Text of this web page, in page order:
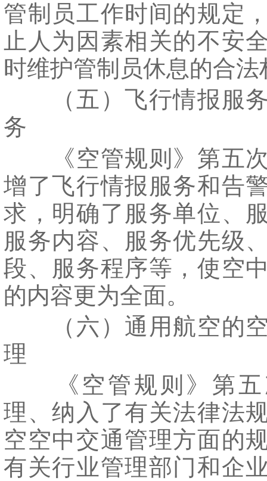
管制员工作时间的规定
止人为因素相关的不安
时维护管制员休息的合法
（五）飞行情报服务
务
《空管规则》第五次
增了飞行情报服务和告
求，明确了服务单位、
服务内容、服务优先级
段、服务程序等，使空
的内容更为全面。
（六）通用航空的空
理
《空管规则》第五
理、纳入了有关法律法
空空中交通管理方面的
有关行业管理部门和企